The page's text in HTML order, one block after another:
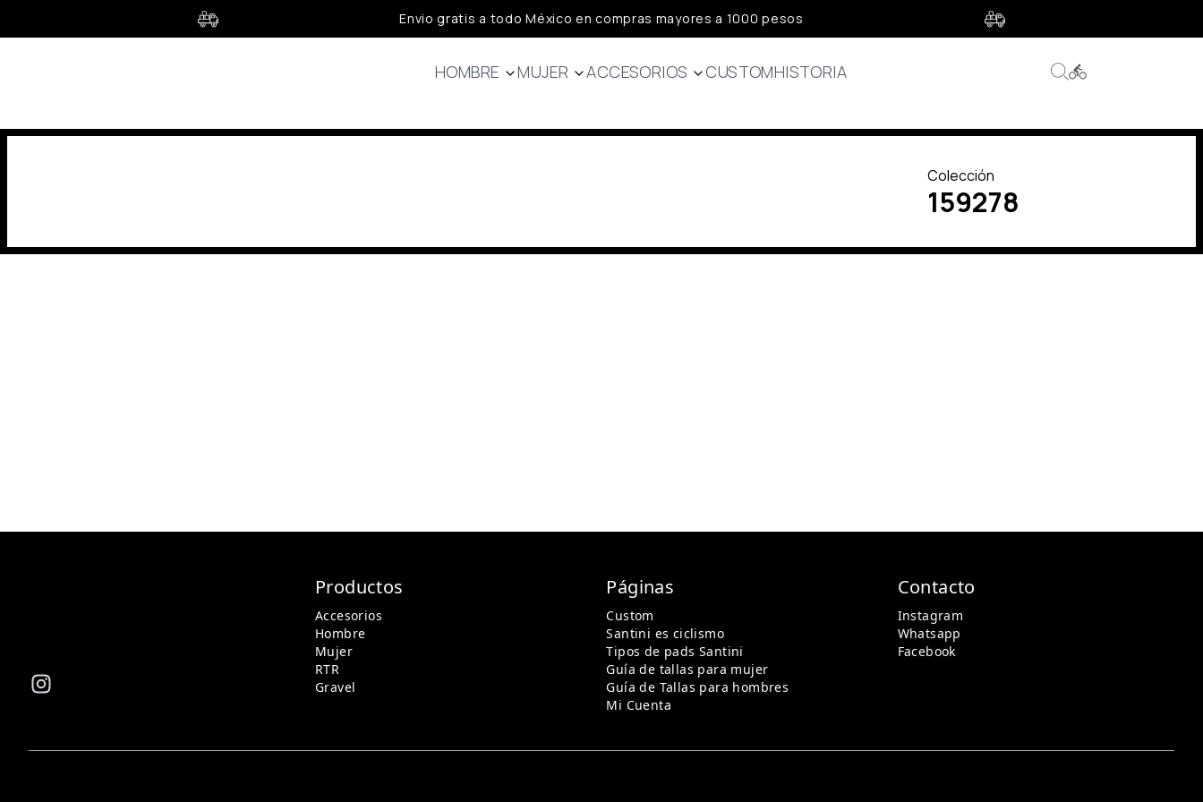
Envio gratis a todo México en compras mayores a 1000 pesos
HOMBRE
Bibs
Capa base
MUJER
Bibs
Chamarras
ACCESORIOS
Guantes
CUSTOMHISTORIA
Colección
159278
Productos
Accesorios
Hombre
Mujer
RTR
Gravel
Páginas
Custom
Santini es ciclismo
Tipos de pads Santini
Guía de tallas para mujer
Guía de Tallas para hombres
Mi Cuenta
Contacto
Instagram
Whatsapp
Facebook